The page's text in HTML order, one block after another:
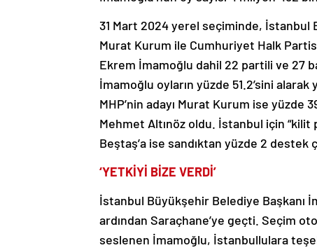
31 Mart 2024 yerel seçiminde, İstanbul
Murat Kurum ile Cumhuriyet Halk
Ekrem İmamoğlu dahil 22 partili ve 27
İmamoğlu oyların yüzde 51.2’sini
MHP’nin adayı Murat Kurum ise yüzde
Mehmet Altınöz oldu. İstanbul için “kilit
Beştaş’a ise sandıktan yüzde 2 destek
‘YETKİYİ BİZE VERDİ’
İstanbul Büyükşehir Belediye Başkanı
ardından Saraçhane’ye geçti. Seçim
seslenen İmamoğlu, İstanbullulara